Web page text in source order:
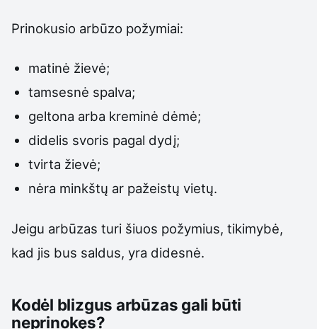
Prinokusio arbūzo požymiai:
matinė žievė;
tamsesnė spalva;
geltona arba kreminė dėmė;
didelis svoris pagal dydį;
tvirta žievė;
nėra minkštų ar pažeistų vietų.
Jeigu arbūzas turi šiuos požymius, tikimybė,
kad jis bus saldus, yra didesnė.
Kodėl blizgus arbūzas gali būti
neprinokęs?